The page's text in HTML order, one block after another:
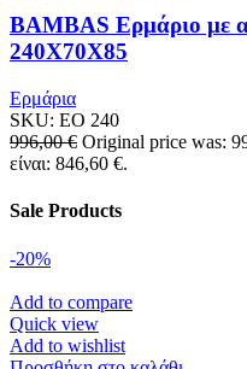
BAMBAS Ερμάριο με
240X70X85
Ερμάρια
SKU: EO 240
996,00€ Original price was:
είναι: 846,60 €.
Sale Products
-20%
Add to compare
Quick view
Add to wishlist